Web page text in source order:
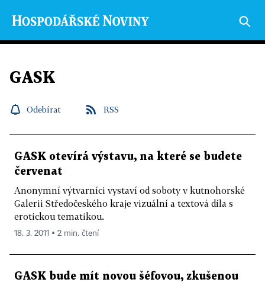
GASK
Odebírat RSS
GASK otevírá výstavu, na které se budete
červenat
Anonymní výtvarníci vystaví od soboty v kutnohorské
Galerii Středočeského kraje vizuální a textová díla s
erotickou tematikou.
18. 3. 2011 ▪ 2 min. čtení
GASK bude mít novou šéfovou, zkušenou